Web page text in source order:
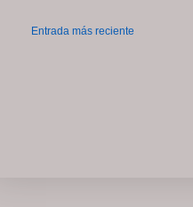
Entrada más reciente